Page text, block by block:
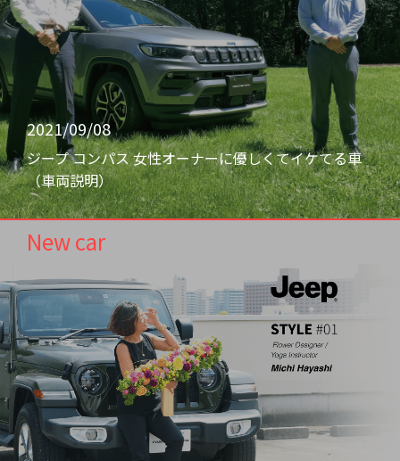
2021/09/08
ジープ コンパス 女性オーナーに優しくてイケてる車
（車両説明）
New car